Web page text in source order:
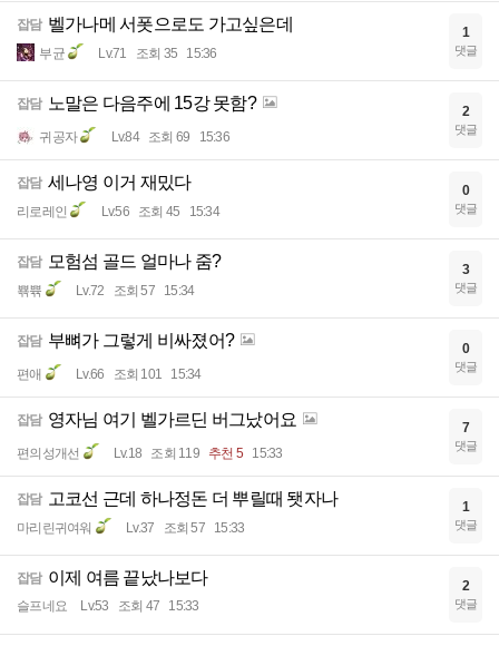
잡담 벨가나메 서폿으로도 가고싶은데
부균 Lv.71 조회 35 15:36
1
댓글
잡담 노말은 다음주에 15강 못함?
귀공자 Lv.84 조회 69 15:36
2
댓글
잡담 세나영 이거 재밌다
리로레인 Lv.56 조회 45 15:34
0
댓글
잡담 모험섬 골드 얼마나 줌?
뾲쀾 Lv.72 조회 57 15:34
3
댓글
잡담 부뼈가 그렇게 비싸졌어?
편애 Lv.66 조회 101 15:34
0
댓글
잡담 영자님 여기 벨가르딘 버그났어요
편의성개선 Lv.18 조회 119 추천 5 15:33
7
댓글
잡담 고코선 근데 하나정돈 더 뿌릴때 됏자나
마리린귀여워 Lv.37 조회 57 15:33
1
댓글
잡담 이제 여름 끝났나보다
슬프네요 Lv.53 조회 47 15:33
2
댓글